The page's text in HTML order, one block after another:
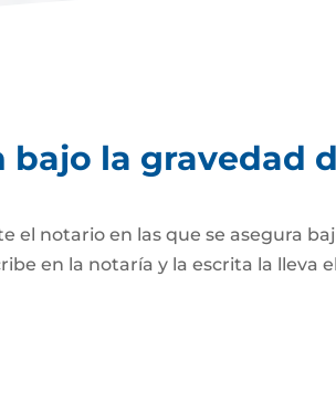
la gravedad
el notario en las que se asegura
en la notaría y la escrita la lleva